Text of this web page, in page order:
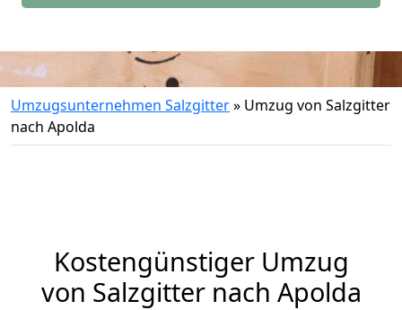
Umzugsunternehmen Salzgitter» Umzug von Salzgitter
nach Apolda
Kostengünstiger Umzug
von Salzgitter nach Apolda